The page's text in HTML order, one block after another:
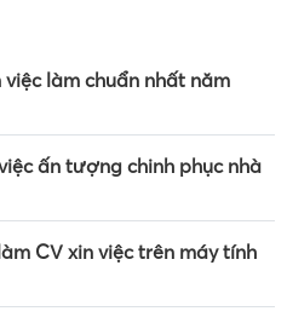
việc làm chuẩn nhất năm
ấn tượng chinh phục nhà
CV xin việc trên máy tính